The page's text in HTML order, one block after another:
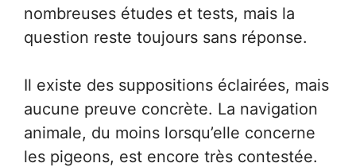
nombreuses études et tests, mais la
question reste toujours sans réponse.
Il existe des suppositions éclairées, mais
aucune preuve concrète. La navigation
animale, du moins lorsqu’elle concerne
les pigeons, est encore très contestée.